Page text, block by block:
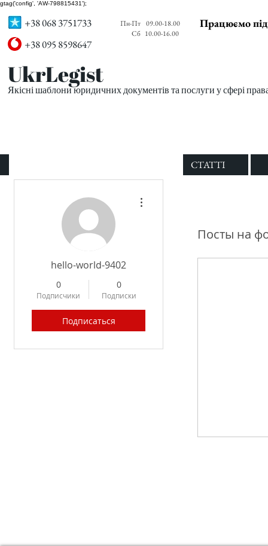
gtag('config', 'AW-798815431');
+38 068 3751733
+38 095 8598647
Пн-Пт
Сб
09.00-18.00
10.00-16.00
Працюємо
UkrLegist
Якісні шаблони юридичних документів та послуги у сфері
СТАТТІ
hello-world-9402
0
Подписчики
0
Подписки
Подписаться
Посты на